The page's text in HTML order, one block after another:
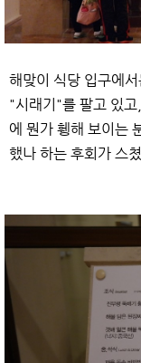
해맞이 식당 입구에
"시래기"를 팔고 있
에 뭔가 휑해 보이는
했나 하는 후회가 스